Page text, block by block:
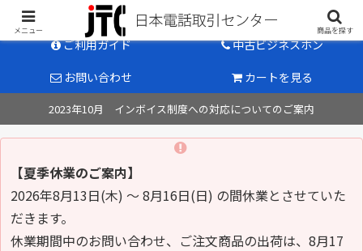
中古ビジネスホン販売のパイオニア
ご利用ガイド
中古ビジネスホン
お問い合わせ
カートを見る
2023年10月 インボイス制度への対応についてのご案内
【夏季休業のご案内】
2026年8月13日(木) ～ 8月16日(日) の間休業とさせていた
だきます。
休業期間中のお問い合わせ、ご注文商品の出荷は、8月17
メニュー 商品を探す